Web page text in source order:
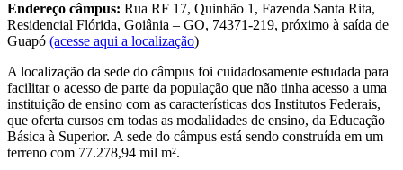
Endereço câmpus: Rua RF 17, Quinhão 1, Fazenda Santa Rita,
Residencial Flórida, Goiânia – GO, 74371-219, próximo à saída de
Guapó (acesse aqui a localização)
A localização da sede do câmpus foi cuidadosamente estudada para
facilitar o acesso de parte da população que não tinha acesso a uma
instituição de ensino com as características dos Institutos Federais,
que oferta cursos em todas as modalidades de ensino, da Educação
Básica à Superior. A sede do câmpus está sendo construída em um
terreno com 77.278,94 mil m².